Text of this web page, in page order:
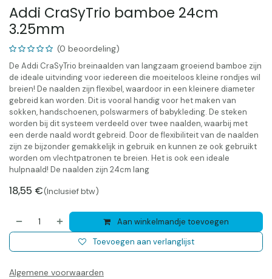
Addi CraSyTrio bamboe 24cm
3.25mm
(0 beoordeling)
De Addi CraSyTrio breinaalden van langzaam groeiend bamboe zijn
de ideale uitvinding voor iedereen die moeiteloos kleine rondjes wil
breien! De naalden zijn flexibel, waardoor in een kleinere diameter
gebreid kan worden. Dit is vooral handig voor het maken van
sokken, handschoenen, polswarmers of babykleding. De steken
worden bij dit systeem verdeeld over twee naalden, waarbij met
een derde naald wordt gebreid. Door de flexibiliteit van de naalden
zijn ze bijzonder gemakkelijk in gebruik en kunnen ze ook gebruikt
worden om vlechtpatronen te breien. Het is ook een ideale
hulpnaald! De naalden zijn 24cm lang
18,55 €(Inclusief btw)
Aan winkelmandje toevoegen
Toevoegen aan verlanglijst
Algemene voorwaarden